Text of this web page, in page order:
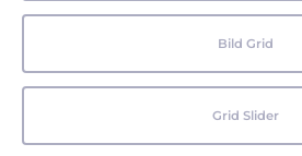
Bild Grid
Grid Slider